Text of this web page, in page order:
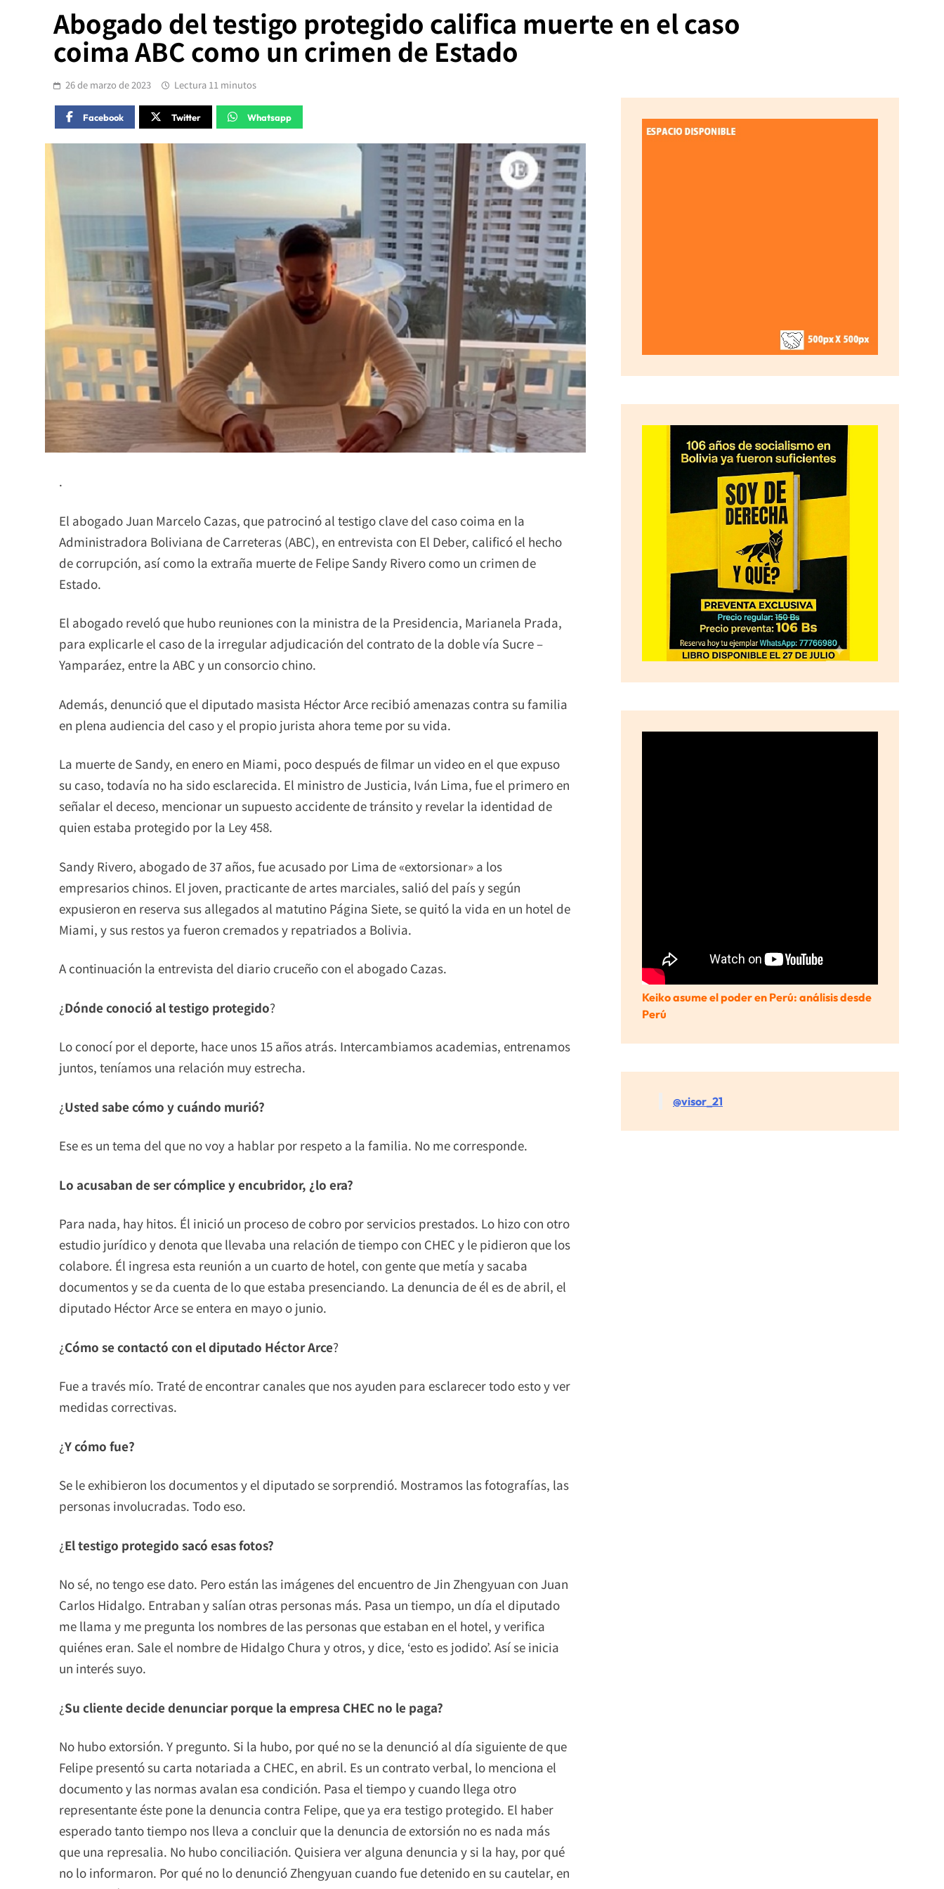
Abogado del testigo protegido califica muerte en el caso
coima ABC como un crimen de Estado
26 de marzo de 2023 Lectura 11 minutos
Facebook Twitter Whatsapp
.
El abogado Juan Marcelo Cazas, que patrocinó al testigo clave del caso coima en la
Administradora Boliviana de Carreteras (ABC), en entrevista con El Deber, calificó el hecho
de corrupción, así como la extraña muerte de Felipe Sandy Rivero como un crimen de
Estado.
El abogado reveló que hubo reuniones con la ministra de la Presidencia, Marianela Prada,
para explicarle el caso de la irregular adjudicación del contrato de la doble vía Sucre –
Yamparáez, entre la ABC y un consorcio chino.
Además, denunció que el diputado masista Héctor Arce recibió amenazas contra su familia
en plena audiencia del caso y el propio jurista ahora teme por su vida.
La muerte de Sandy, en enero en Miami, poco después de filmar un video en el que expuso
su caso, todavía no ha sido esclarecida. El ministro de Justicia, Iván Lima, fue el primero en
señalar el deceso, mencionar un supuesto accidente de tránsito y revelar la identidad de
quien estaba protegido por la Ley 458.
Sandy Rivero, abogado de 37 años, fue acusado por Lima de «extorsionar» a los
empresarios chinos. El joven, practicante de artes marciales, salió del país y según
expusieron en reserva sus allegados al matutino Página Siete, se quitó la vida en un hotel de
Miami, y sus restos ya fueron cremados y repatriados a Bolivia.
A continuación la entrevista del diario cruceño con el abogado Cazas.
¿Dónde conoció al testigo protegido?
Lo conocí por el deporte, hace unos 15 años atrás. Intercambiamos academias, entrenamos
juntos, teníamos una relación muy estrecha.
¿Usted sabe cómo y cuándo murió?
Ese es un tema del que no voy a hablar por respeto a la familia. No me corresponde.
Lo acusaban de ser cómplice y encubridor, ¿lo era?
Para nada, hay hitos. Él inició un proceso de cobro por servicios prestados. Lo hizo con otro
estudio jurídico y denota que llevaba una relación de tiempo con CHEC y le pidieron que los
colabore. Él ingresa esta reunión a un cuarto de hotel, con gente que metía y sacaba
documentos y se da cuenta de lo que estaba presenciando. La denuncia de él es de abril, el
diputado Héctor Arce se entera en mayo o junio.
¿Cómo se contactó con el diputado Héctor Arce?
Fue a través mío. Traté de encontrar canales que nos ayuden para esclarecer todo esto y ver
medidas correctivas.
¿Y cómo fue?
Se le exhibieron los documentos y el diputado se sorprendió. Mostramos las fotografías, las
personas involucradas. Todo eso.
¿El testigo protegido sacó esas fotos?
No sé, no tengo ese dato. Pero están las imágenes del encuentro de Jin Zhengyuan con Juan
Carlos Hidalgo. Entraban y salían otras personas más. Pasa un tiempo, un día el diputado
me llama y me pregunta los nombres de las personas que estaban en el hotel, y verifica
quiénes eran. Sale el nombre de Hidalgo Chura y otros, y dice, ‘esto es jodido’. Así se inicia
un interés suyo.
¿Su cliente decide denunciar porque la empresa CHEC no le paga?
No hubo extorsión. Y pregunto. Si la hubo, por qué no se la denunció al día siguiente de que
Felipe presentó su carta notariada a CHEC, en abril. Es un contrato verbal, lo menciona el
documento y las normas avalan esa condición. Pasa el tiempo y cuando llega otro
representante éste pone la denuncia contra Felipe, que ya era testigo protegido. El haber
esperado tanto tiempo nos lleva a concluir que la denuncia de extorsión no es nada más
que una represalia. No hubo conciliación. Quisiera ver alguna denuncia y si la hay, por qué
no lo informaron. Por qué no lo denunció Zhengyuan cuando fue detenido en su cautelar, en
Keiko asume el poder en Perú: análisis desde
Perú
@visor_21